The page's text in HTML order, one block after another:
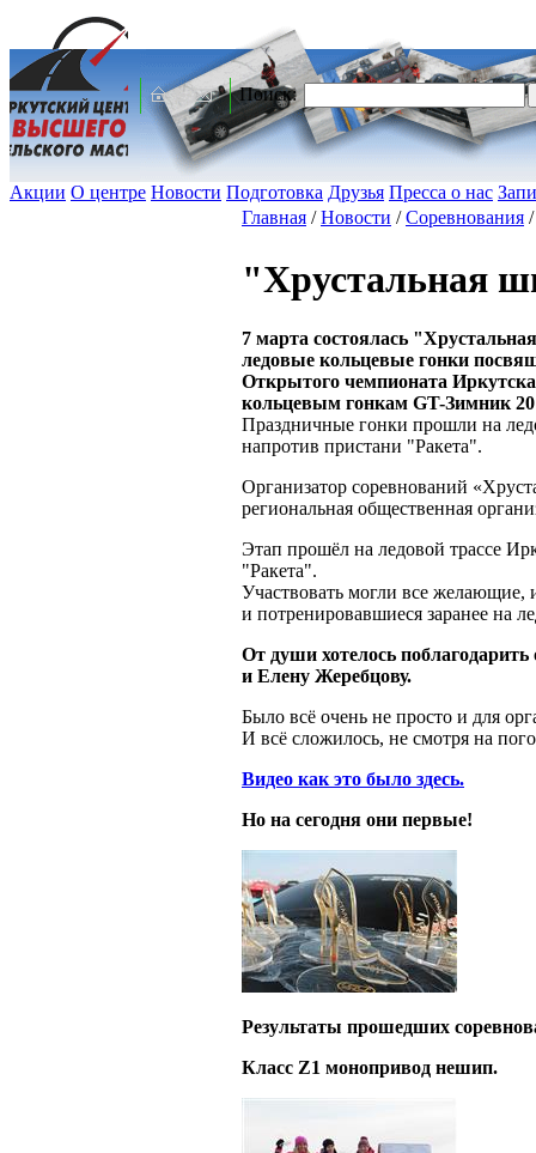
Поиск:
Акции О центре Новости Подготовка Друзья Пресса о нас
Главная /Новости /Соревнования
"Хрустальная
7 марта состоялась
ледовые кольцевые гонки
Открытого чемпионата
кольцевым гонкам GT-Зимник
Праздничные гонки прошли на
напротив пристани "Ракета".
Организатор соревнований
региональная общественная
Этап прошёл на ледовой трассе
"Ракета".
Участвовать могли все желающие,
и потренировавшиеся заранее на
От души хотелось
и Елену Жеребцову.
Было всё очень не просто и для
И всё сложилось, не смотря на
Видео как это было здесь.
Но на сегодня они первые!
Результаты прошедших
Класс Z1 монопривод нешип.